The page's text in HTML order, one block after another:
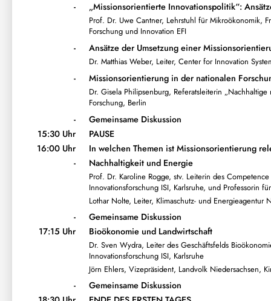
- „Missionsorientierte Innovationspolitik“:
Prof. Dr. Uwe Cantner, Lehrstuhl für Mikroökonomik,
Forschung und Innovation EFI
- Ansätze der Umsetzung einer
Dr. Matthias Weber, Leiter, Center for Innovation
- Missionsorientierung in der nationalen
Dr. Gisela Philipsenburg, Referatsleiterin
Forschung, Berlin
-
Gemeinsame Diskussion
15:30 Uhr
PAUSE
16:00 Uhr
In welchen Themen ist Missionsorientierung
-
Nachhaltigkeit und Energie
Prof. Dr. Karoline Rogge, stv. Leiterin des
Innovationsforschung ISI, Karlsruhe, und Professorin
Lothar Nolte, Leiter, Klimaschutz- und Energieagentur
-
Gemeinsame Diskussion
17:15 Uhr
Bioökonomie und Landwirtschaft
Dr. Sven Wydra, Leiter des Geschäftsfelds
Innovationsforschung ISI, Karlsruhe
Jörn Ehlers, Vizepräsident, Landvolk Niedersachsen,
-
Gemeinsame Diskussion